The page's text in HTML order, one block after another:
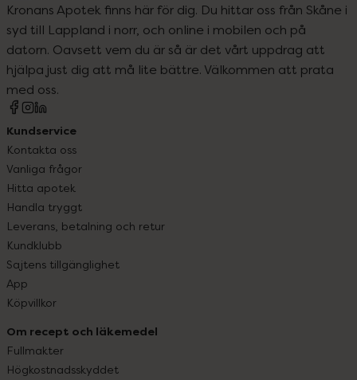
Kronans Apotek finns här för dig. Du hittar oss från Skåne i
syd till Lappland i norr, och online i mobilen och på
datorn. Oavsett vem du är så är det vårt uppdrag att
hjälpa just dig att må lite bättre. Välkommen att prata
med oss.
Kundservice
Kontakta oss
Vanliga frågor
Hitta apotek
Handla tryggt
Leverans, betalning och retur
Kundklubb
Sajtens tillgänglighet
App
Köpvillkor
Om recept och läkemedel
Fullmakter
Högkostnadsskyddet